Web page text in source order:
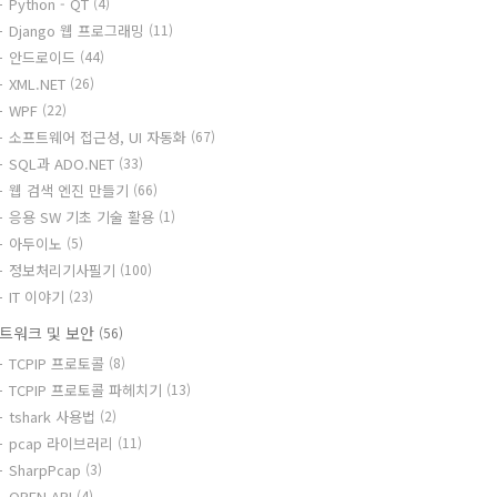
Django 웹 프로그래밍 (11)
안드로이드 (44)
XML.NET (26)
WPF (22)
소프트웨어 접근성, UI 자동화 (67)
SQL과 ADO.NET (33)
웹 검색 엔진 만들기 (66)
응용 SW 기초 기술 활용 (1)
아두이노 (5)
정보처리기사필기 (100)
IT 이야기 (23)
워크 및 보안 (56)
TCPIP 프로토콜 (8)
TCPIP 프로토콜 파헤치기 (13)
tshark 사용법 (2)
pcap 라이브러리 (11)
SharpPcap (3)